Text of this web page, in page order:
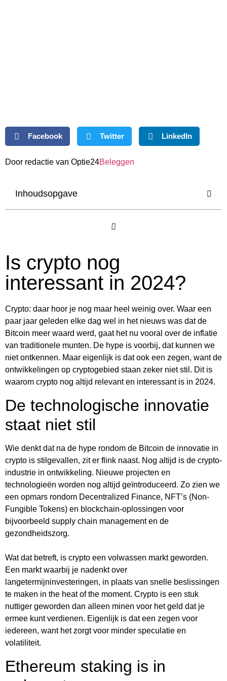
Facebook Twitter LinkedIn
Door redactie van Optie24Beleggen
Inhoudsopgave
Is crypto nog
interessant in 2024?
Crypto: daar hoor je nog maar heel weinig over. Waar een
paar jaar geleden elke dag wel in het nieuws was dat de
Bitcoin meer waard werd, gaat het nu vooral over de inflatie
van traditionele munten. De hype is voorbij, dat kunnen we
niet ontkennen. Maar eigenlijk is dat ook een zegen, want de
ontwikkelingen op cryptogebied staan zeker niet stil. Dit is
waarom crypto nog altijd relevant en interessant is in 2024.
De technologische innovatie
staat niet stil
Wie denkt dat na de hype rondom de Bitcoin de innovatie in
crypto is stilgevallen, zit er flink naast. Nog altijd is de crypto-
industrie in ontwikkeling. Nieuwe projecten en
technologieën worden nog altijd geïntroduceerd. Zo zien we
een opmars rondom Decentralized Finance, NFT’s (Non-
Fungible Tokens) en blockchain-oplossingen voor
bijvoorbeeld supply chain management en de
gezondheidszorg.
Wat dat betreft, is crypto een volwassen markt geworden.
Een markt waarbij je nadenkt over
langetermijninvesteringen, in plaats van snelle beslissingen
te maken in the heat of the moment. Crypto is een stuk
nuttiger geworden dan alleen minen voor het geld dat je
ermee kunt verdienen. Eigenlijk is dat een zegen voor
iedereen, want het zorgt voor minder speculatie en
volatiliteit.
Ethereum staking is in